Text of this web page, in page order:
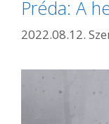
Préda: A
2022.08.12.